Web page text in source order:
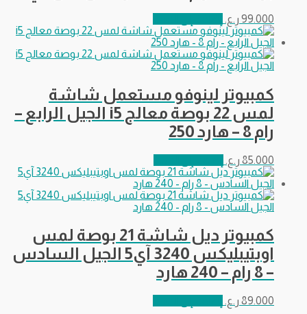
99.000 ر.ع.
كمبيوتر لينوفو مستعمل شاشة
لمس 22 بوصة معالج i5 الجيل الرابع –
رام 8 – هارد 250
85.000 ر.ع.
كمبيوتر ديل شاشة 21 بوصة لمس
اوبتيبليكس 3240 آي5 الجيل السادس
– 8 رام – 240 هارد
89.000 ر.ع.